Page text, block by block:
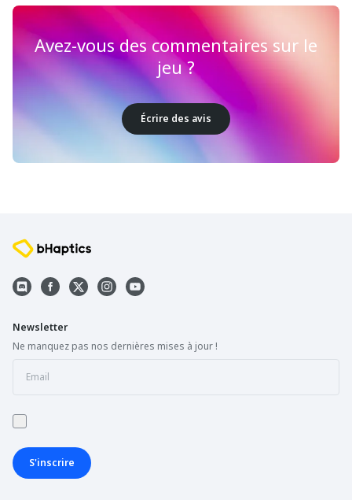
Avez-vous des commentaires sur le
jeu ?
Écrire des avis
Newsletter
Ne manquez pas nos dernières mises à jour !
S'inscrire